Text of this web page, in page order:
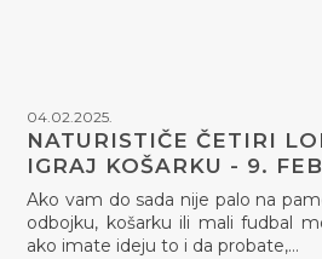
04.02.2025.
NATURISTIČE ČETIRI
IGRAJ KOŠARKU - 9.
Ako vam do sada nije palo na
odbojku, košarku ili mali fudbal
ako imate ideju to i da probate,…